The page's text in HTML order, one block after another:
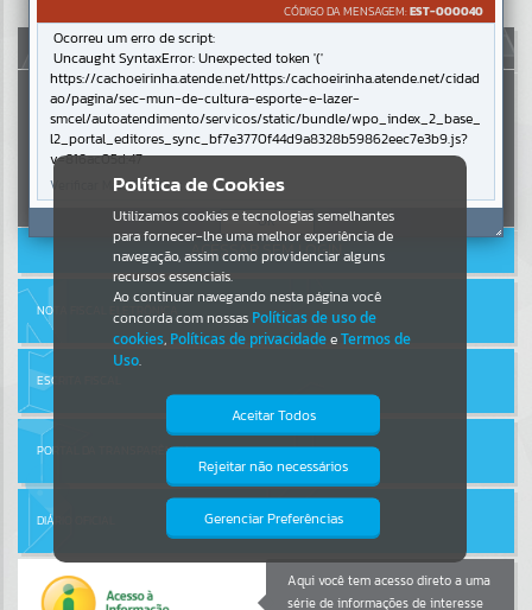
Por favor, aguarde...
NOTÍCIAS
Por favor, aguarde...
Por favor, aguarde...
SERVIÇOS
Por favor, aguarde...
PÁGINAS
AUTOATENDIMENTO
ACESSAR SEM LOGIN
NOTA FISCAL ELETRÔNICA
ESCRITA FISCAL
PORTAL DA TRANSPARÊNCIA
DIÁRIO OFICIAL
Aqui você tem acesso direto a uma
série de informações de interesse
Política de Cookies
Utilizamos cookies e tecnologias semelhantes
para fornecer-lhe uma melhor experiência de
navegação, assim como providenciar alguns
recursos essenciais.
Ao continuar navegando nesta página você
concorda com nossas Políticas de uso de
cookies, Políticas de privacidadeeTermos de
Uso.
Aceitar Todos
Rejeitar não necessários
Gerenciar Preferências
Isto significa que diversos recursos
providenciados poderão não estar
CÓDIGO DA MENSAGEM:EST-000040
Ocorreu um erro de script:
Uncaught SyntaxError: Unexpected token '('
https://cachoeirinha.atende.net/https:/cachoeirinha.atende.net/cidad
ao/pagina/sec-mun-de-cultura-esporte-e-lazer-
smcel/autoatendimento/servicos/static/bundle/wpo_index_2_base_
l2_portal_editores_sync_bf7e3770f44d9a8328b59862eec7e3b9.js?
v=816ac05d:47
Verificar Mais Detalhes
OK